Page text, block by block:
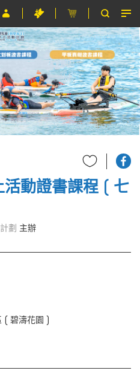
活動證書課程 ( 七
劃 主辦
( 碧濤花園 )